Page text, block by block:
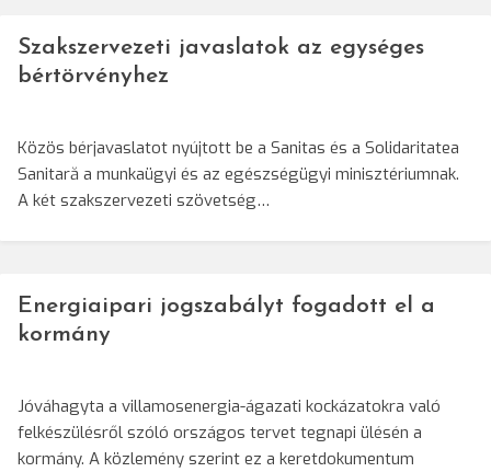
Szakszervezeti javaslatok az egységes
bértörvényhez
Közös bérjavaslatot nyújtott be a Sanitas és a Solidaritatea
Sanitară a munkaügyi és az egészségügyi minisztériumnak.
A két szakszervezeti szövetség…
Energiaipari jogszabályt fogadott el a
kormány
Jóváhagyta a villamosenergia-ágazati kockázatokra való
felkészülésről szóló országos tervet tegnapi ülésén a
kormány. A közlemény szerint ez a keretdokumentum